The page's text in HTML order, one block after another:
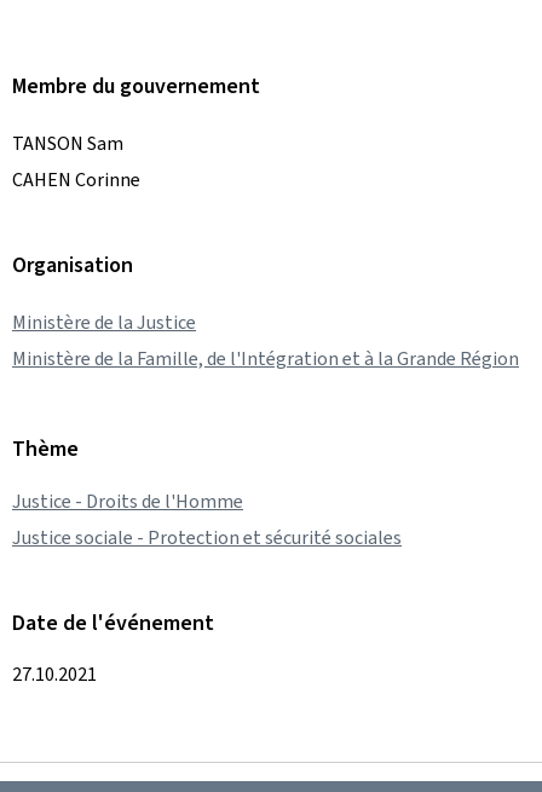
Membre du gouvernement
TANSON Sam
CAHEN Corinne
Organisation
Ministère de la Justice
Ministère de la Famille, de l'Intégration et à la Grande Région
Thème
Justice - Droits de l'Homme
Justice sociale - Protection et sécurité sociales
Date de l'événement
27.10.2021